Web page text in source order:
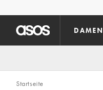
DAMEN
Startseite